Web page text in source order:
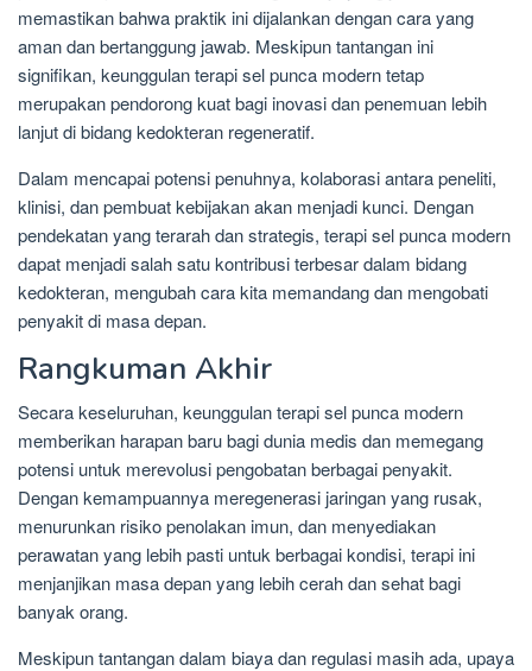
memastikan bahwa praktik ini dijalankan dengan cara yang
aman dan bertanggung jawab. Meskipun tantangan ini
signifikan, keunggulan terapi sel punca modern tetap
merupakan pendorong kuat bagi inovasi dan penemuan lebih
lanjut di bidang kedokteran regeneratif.
Dalam mencapai potensi penuhnya, kolaborasi antara peneliti,
klinisi, dan pembuat kebijakan akan menjadi kunci. Dengan
pendekatan yang terarah dan strategis, terapi sel punca modern
dapat menjadi salah satu kontribusi terbesar dalam bidang
kedokteran, mengubah cara kita memandang dan mengobati
penyakit di masa depan.
Rangkuman Akhir
Secara keseluruhan, keunggulan terapi sel punca modern
memberikan harapan baru bagi dunia medis dan memegang
potensi untuk merevolusi pengobatan berbagai penyakit.
Dengan kemampuannya meregenerasi jaringan yang rusak,
menurunkan risiko penolakan imun, dan menyediakan
perawatan yang lebih pasti untuk berbagai kondisi, terapi ini
menjanjikan masa depan yang lebih cerah dan sehat bagi
banyak orang.
Meskipun tantangan dalam biaya dan regulasi masih ada, upaya